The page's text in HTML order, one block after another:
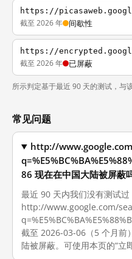
https://
截至 2026 年 间歇性
https://
截至 2026 年 已屏蔽
所示判定基于最近 90 天的测试，与
常见问题
http://
86 现在在中国大陆被屏蔽
最近 90 天内我们没有测试过
http://www.google.com/
截至 2026-03-06（5 个月前
陆被屏蔽。可使用本页的“立